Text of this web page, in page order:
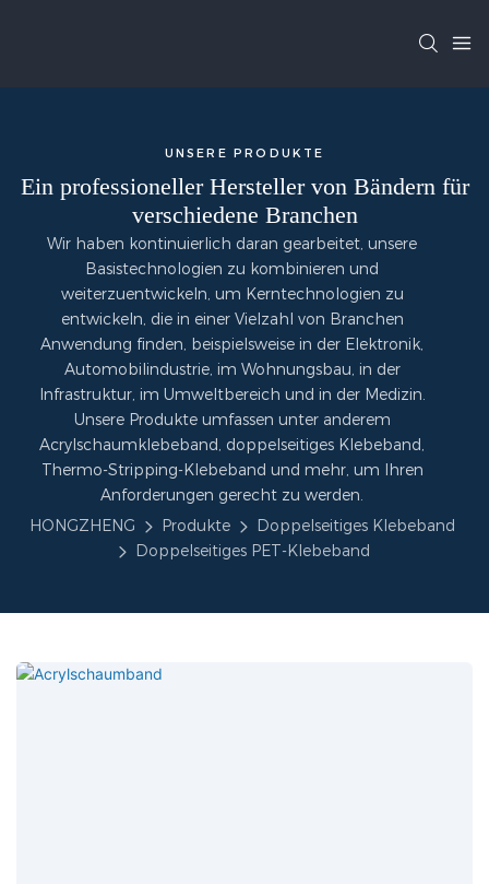
UNSERE PRODUKTE
Ein professioneller Hersteller von Bändern für
verschiedene Branchen
Wir haben kontinuierlich daran gearbeitet, unsere
Basistechnologien zu kombinieren und
weiterzuentwickeln, um Kerntechnologien zu
entwickeln, die in einer Vielzahl von Branchen
Anwendung finden, beispielsweise in der Elektronik,
Automobilindustrie, im Wohnungsbau, in der
Infrastruktur, im Umweltbereich und in der Medizin.
Unsere Produkte umfassen unter anderem
Acrylschaumklebeband, doppelseitiges Klebeband,
Thermo-Stripping-Klebeband und mehr, um Ihren
Anforderungen gerecht zu werden.
HONGZHENG
Produkte
Doppelseitiges Klebeband
Doppelseitiges PET-Klebeband